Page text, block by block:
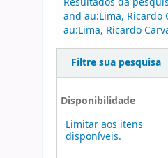
and au:Lima, Ricardo
au:Lima, Ricardo
Filtre sua pesquisa
Disponibilidade
Limitar aos itens
disponíveis.